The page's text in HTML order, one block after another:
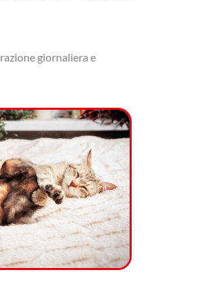
giornaliera e